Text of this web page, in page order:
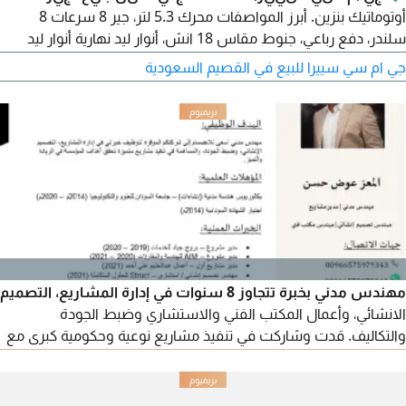
أوتوماتيك بنزين. أبرز المواصفات محرك 5.3 لتر، جير 8 سرعات 8
سلندر، دفع رباعي، جنوط مقاس 18 انش، أنوار ليد نهارية أنوار ليد
عالي واطي، اضاءة ليد على المرايا، أنوار ليد خلفية حساسات أمامية،
حساسات خلفية، هوك خلفي، دخول ذكي تشغيل ذكي، تشغيل عن
بعد، مقاعد جلد
جي ام سي سييرا للبيع في القصيم السعودية
مهندس مدني بخبرة تتجاوز 8 سنوات في إدارة المشاريع، التصميم
الانشائي، وأعمال المكتب الفني والاستشاري وضبط الجودة
والتكاليف. قدت وشاركت في تنفيذ مشاريع نوعية وحكومية كبرى مع
ضمن جهة طموحة أكون فيها شريكا في النجاح للتواصل (واتساب -